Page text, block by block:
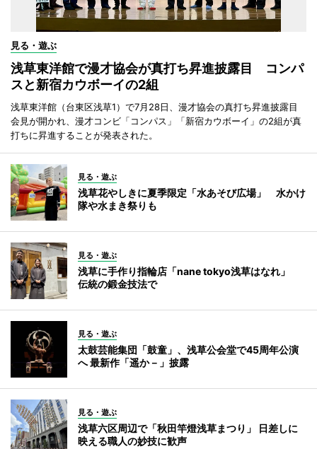
見る・遊ぶ
浅草東洋館で漫才協会が真打ち昇進披露目 コンパ
スと新宿カウボーイの2組
浅草東洋館（台東区浅草1）で7月28日、漫才協会の真打ち昇進披露目
会見が開かれ、漫才コンビ「コンパス」「新宿カウボーイ」の2組が真
打ちに昇進することが発表された。
見る・遊ぶ
浅草花やしきに夏季限定「水あそび広場」 水かけ
隊や水まき祭りも
見る・遊ぶ
浅草に手作り指輪店「nane tokyo浅草はなれ」
伝統の鍛金技法で
見る・遊ぶ
太鼓芸能集団「鼓童」、浅草公会堂で45周年公演
へ 最新作「遥か－」披露
見る・遊ぶ
浅草六区周辺で「秋田竿燈浅草まつり」 日差しに
映える職人の妙技に歓声